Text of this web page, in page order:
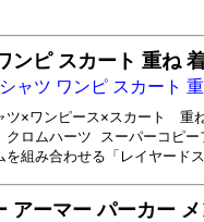
ンピ スカート 重ね
シャツ ワンピ スカート
ツ×ワンピース×スカート　
クロムハーツ スーパーコピ
を組み合わせる「レイヤード
アーマー パーカー